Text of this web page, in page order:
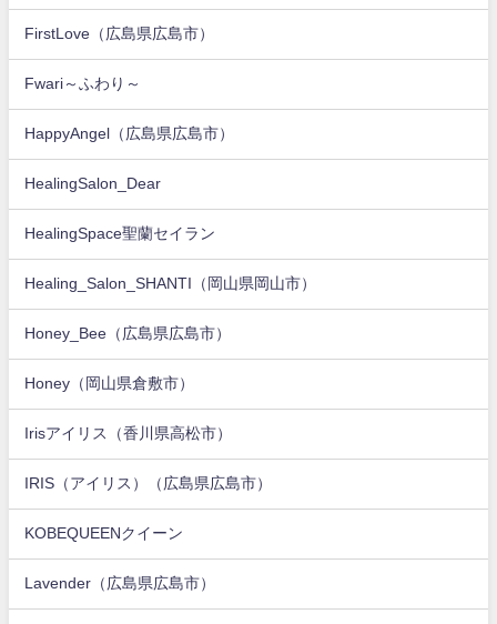
FirstLove（広島県広島市）
Fwari～ふわり～
HappyAngel（広島県広島市）
HealingSalon_Dear
HealingSpace聖蘭セイラン
Healing_Salon_SHANTI（岡山県岡山市）
Honey_Bee（広島県広島市）
Honey（岡山県倉敷市）
Irisアイリス（香川県高松市）
IRIS（アイリス）（広島県広島市）
KOBEQUEENクイーン
Lavender（広島県広島市）